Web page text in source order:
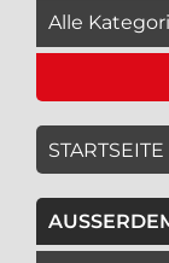
wählen Sie
STARTSEITE